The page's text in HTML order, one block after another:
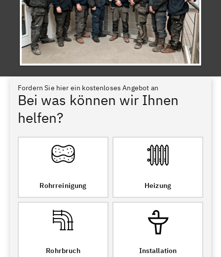
Fordern Sie hier ein kostenloses Angebot an
Bei was können wir Ihnen
helfen?
Rohrreinigung Heizung
Rohrbruch Installation